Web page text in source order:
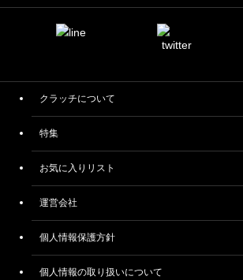
クラッチについて
特集
お気に入りリスト
運営会社
個人情報保護方針
個人情報の取り扱いについて